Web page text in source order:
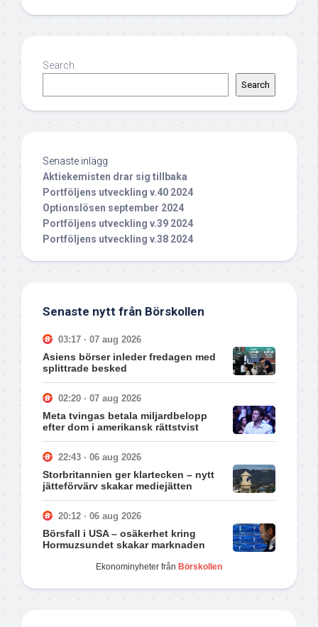
Search
Search
Senaste inlägg
Aktiekemisten drar sig tillbaka
Portföljens utveckling v.40 2024
Optionslösen september 2024
Portföljens utveckling v.39 2024
Portföljens utveckling v.38 2024
Senaste nytt från Börskollen
03:17 · 07 aug 2026
Asiens börser inleder fredagen med
splittrade besked
02:20 · 07 aug 2026
Meta tvingas betala miljardbelopp
efter dom i amerikansk rättstvist
22:43 · 06 aug 2026
Storbritannien ger klartecken – nytt
jätteförvärv skakar mediejätten
20:12 · 06 aug 2026
Börsfall i USA – osäkerhet kring
Hormuzsundet skakar marknaden
Ekonominyheter från Börskollen